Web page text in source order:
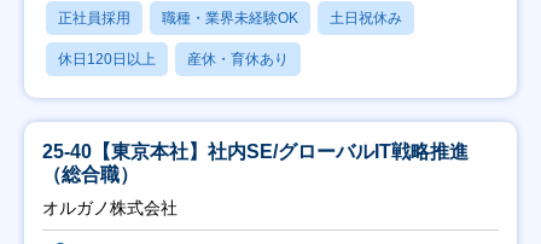
正社員採用 職種・業界未経験OK 土日祝休み
休日120日以上 産休・育休あり
25-40【東京本社】社内SE/グローバルIT戦略推進
（総合職）
オルガノ株式会社